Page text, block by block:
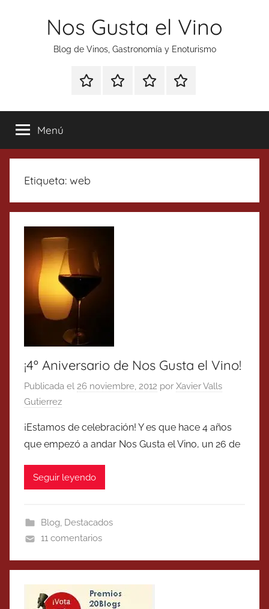
Nos Gusta el Vino
Blog de Vinos, Gastronomía y Enoturismo
Especial
Tonics
Enoturismo
Gastronomía
RankingContacto
Menú
Etiqueta: web
¡4º Aniversario de Nos Gusta el Vino!
Publicada el 26 noviembre, 2012 por Xavier Valls
Gutierrez
¡Estamos de celebración! Y es que hace 4 años
que empezó a andar Nos Gusta el Vino, un 26 de
Seguir leyendo
Blog, Destacados
11 comentarios